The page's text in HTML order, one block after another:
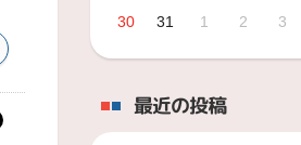
30
31 1 2 3
最近の投稿